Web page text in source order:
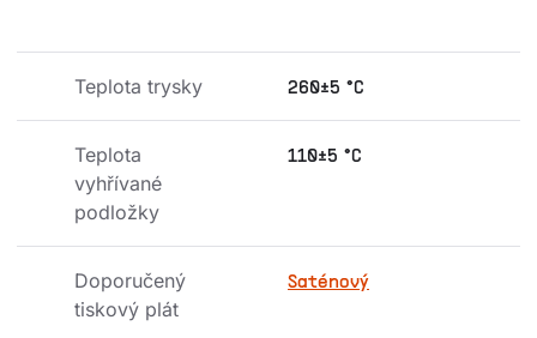
Teplota trysky 260±5 °C
Teplota
vyhřívané
podložky
110±5 °C
Doporučený
tiskový plát
Saténový